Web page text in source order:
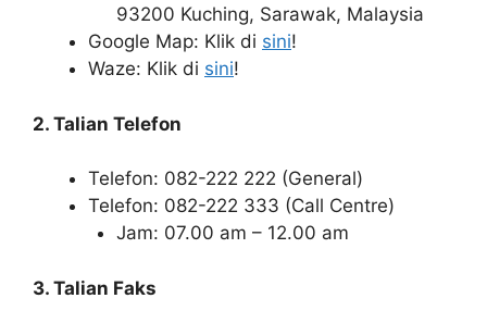
93200 Kuching, Sarawak, Malaysia
Google Map: Klik di sini!
Waze: Klik di sini!
2. Talian Telefon
Telefon: 082-222 222 (General)
Telefon: 082-222 333 (Call Centre)
Jam: 07.00 am – 12.00 am
3. Talian Faks